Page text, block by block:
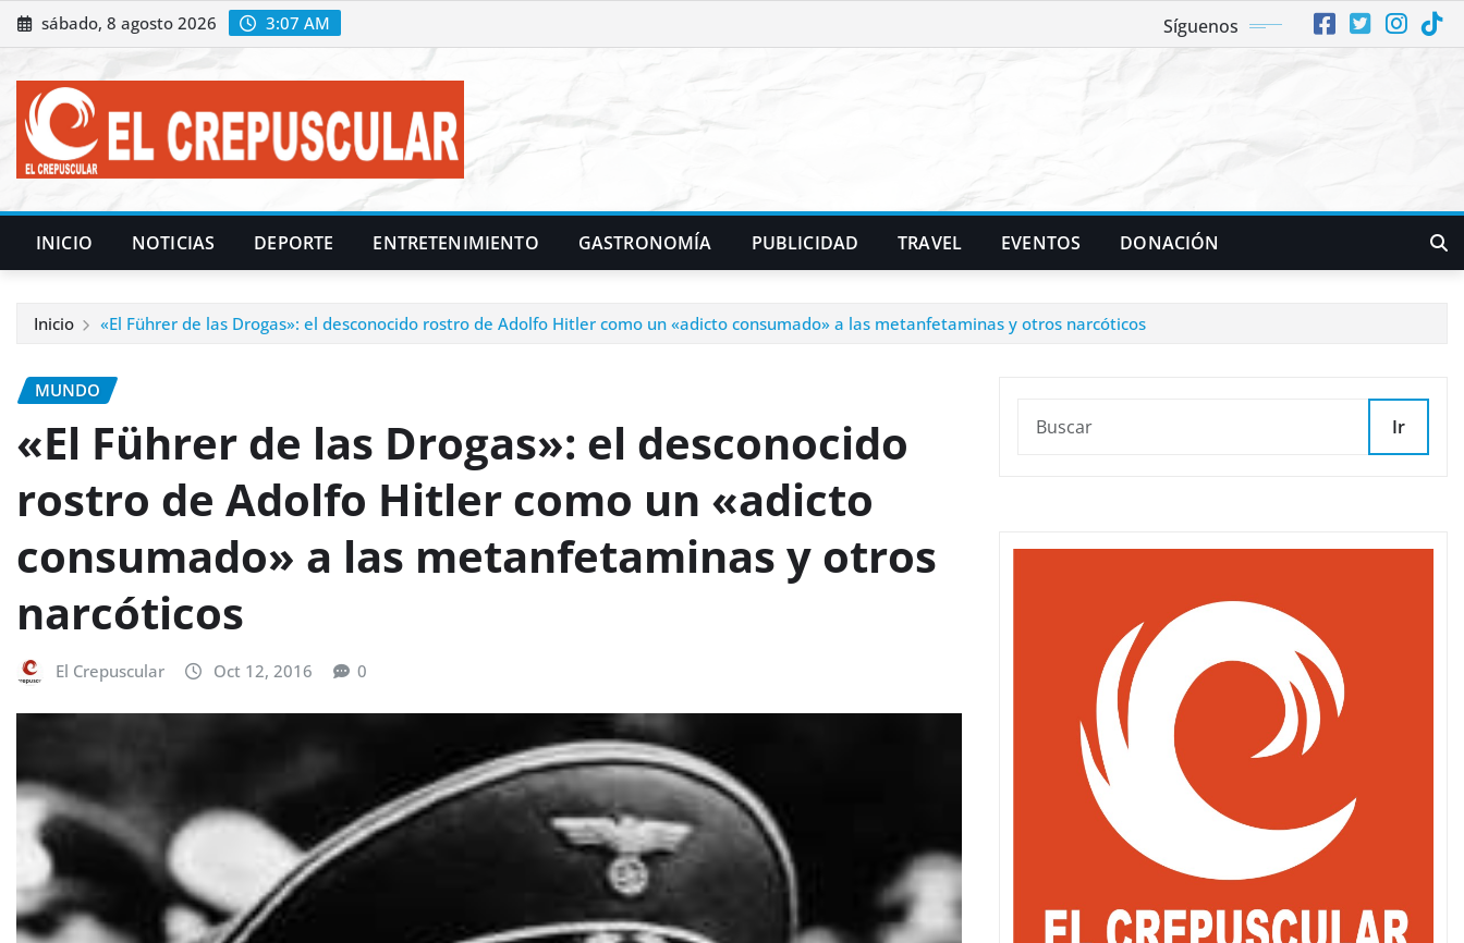
Saltar
al
sábado, 8 agosto 2026 3:07 AM Síguenos
INICIO NOTICIAS DEPORTE ENTRETENIMIENTO GASTRONOMÍA PUBLICIDAD TRAVEL EVENTOS DONACIÓN
Inicio «El Führer de las Drogas»: el desconocido rostro de Adolfo Hitler como un «adicto consumado» a las metanfetaminas y otros narcóticos
MUNDO
«El Führer de las Drogas»: el desconocido
rostro de Adolfo Hitler como un «adicto
consumado» a las metanfetaminas y otros
narcóticos
El Crepuscular Oct 12, 2016 0
Ir